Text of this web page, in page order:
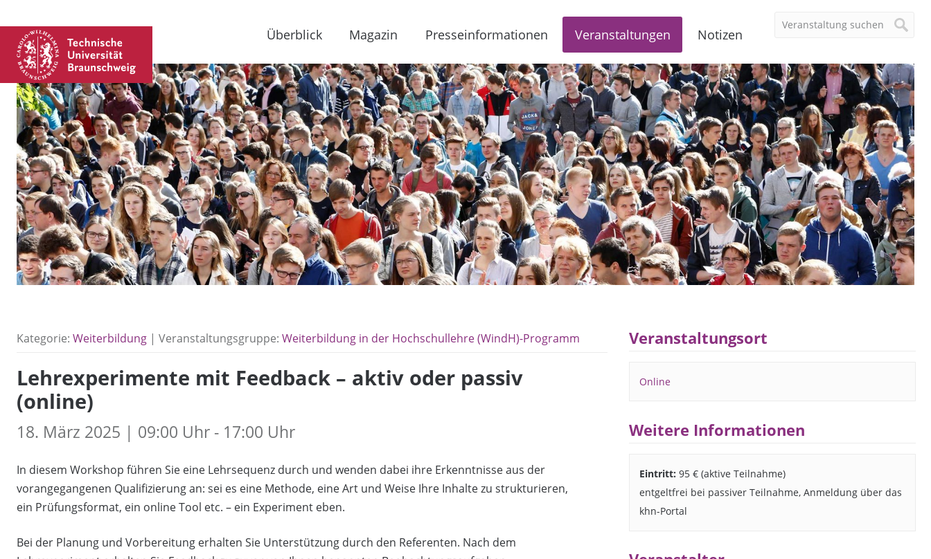
Überblick Magazin Presseinformationen Veranstaltungen Notizen
Kategorie: Weiterbildung | Veranstaltungsgruppe: Weiterbildung in der Hochschullehre (WindH)-Programm
Lehrexperimente mit Feedback – aktiv oder passiv
(online)
18. März 2025 | 09:00 Uhr - 17:00 Uhr
In diesem Workshop führen Sie eine Lehrsequenz durch und wenden dabei ihre Erkenntnisse aus der
vorangegangenen Qualifizierung an: sei es eine Methode, eine Art und Weise Ihre Inhalte zu strukturieren,
ein Prüfungsformat, ein online Tool etc. – ein Experiment eben.
Bei der Planung und Vorbereitung erhalten Sie Unterstützung durch den Referenten. Nach dem
Veranstaltungsort
Online
Weitere Informationen
Eintritt: 95 € (aktive Teilnahme)
entgeltfrei bei passiver Teilnahme, Anmeldung über das
khn-Portal